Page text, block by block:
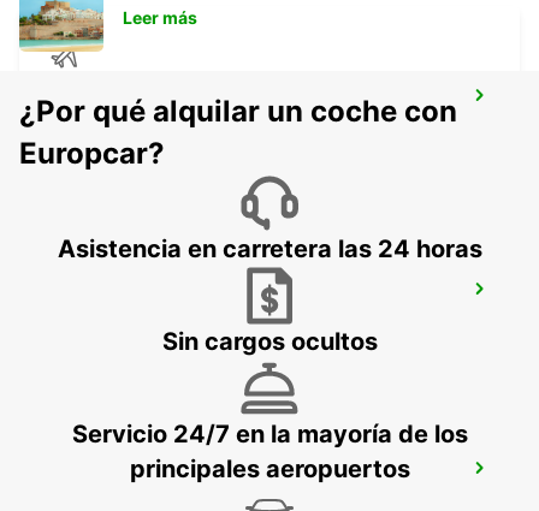
GREET
PORTO ALEGRE - BRAZIL
SALVADOR DOWNTOWN
Leer más
¿Por qué alquilar un coche con
Europcar?
Asistencia en carretera las 24 horas
Sin cargos ocultos
Servicio 24/7 en la mayoría de los
principales aeropuertos